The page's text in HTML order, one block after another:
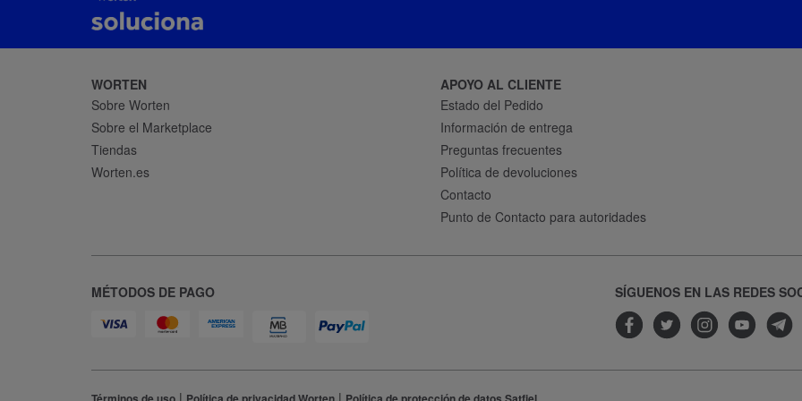
WORTEN
Sobre Worten
Sobre el Marketplace
Tiendas
Worten.es
APOYO AL CLIENTE
Estado del Pedido
Información de entrega
Preguntas frecuentes
Política de devoluciones
Contacto
Punto de Contacto para autoridades
MÉTODOS DE PAGO SÍGUENOS EN LAS REDES
| |